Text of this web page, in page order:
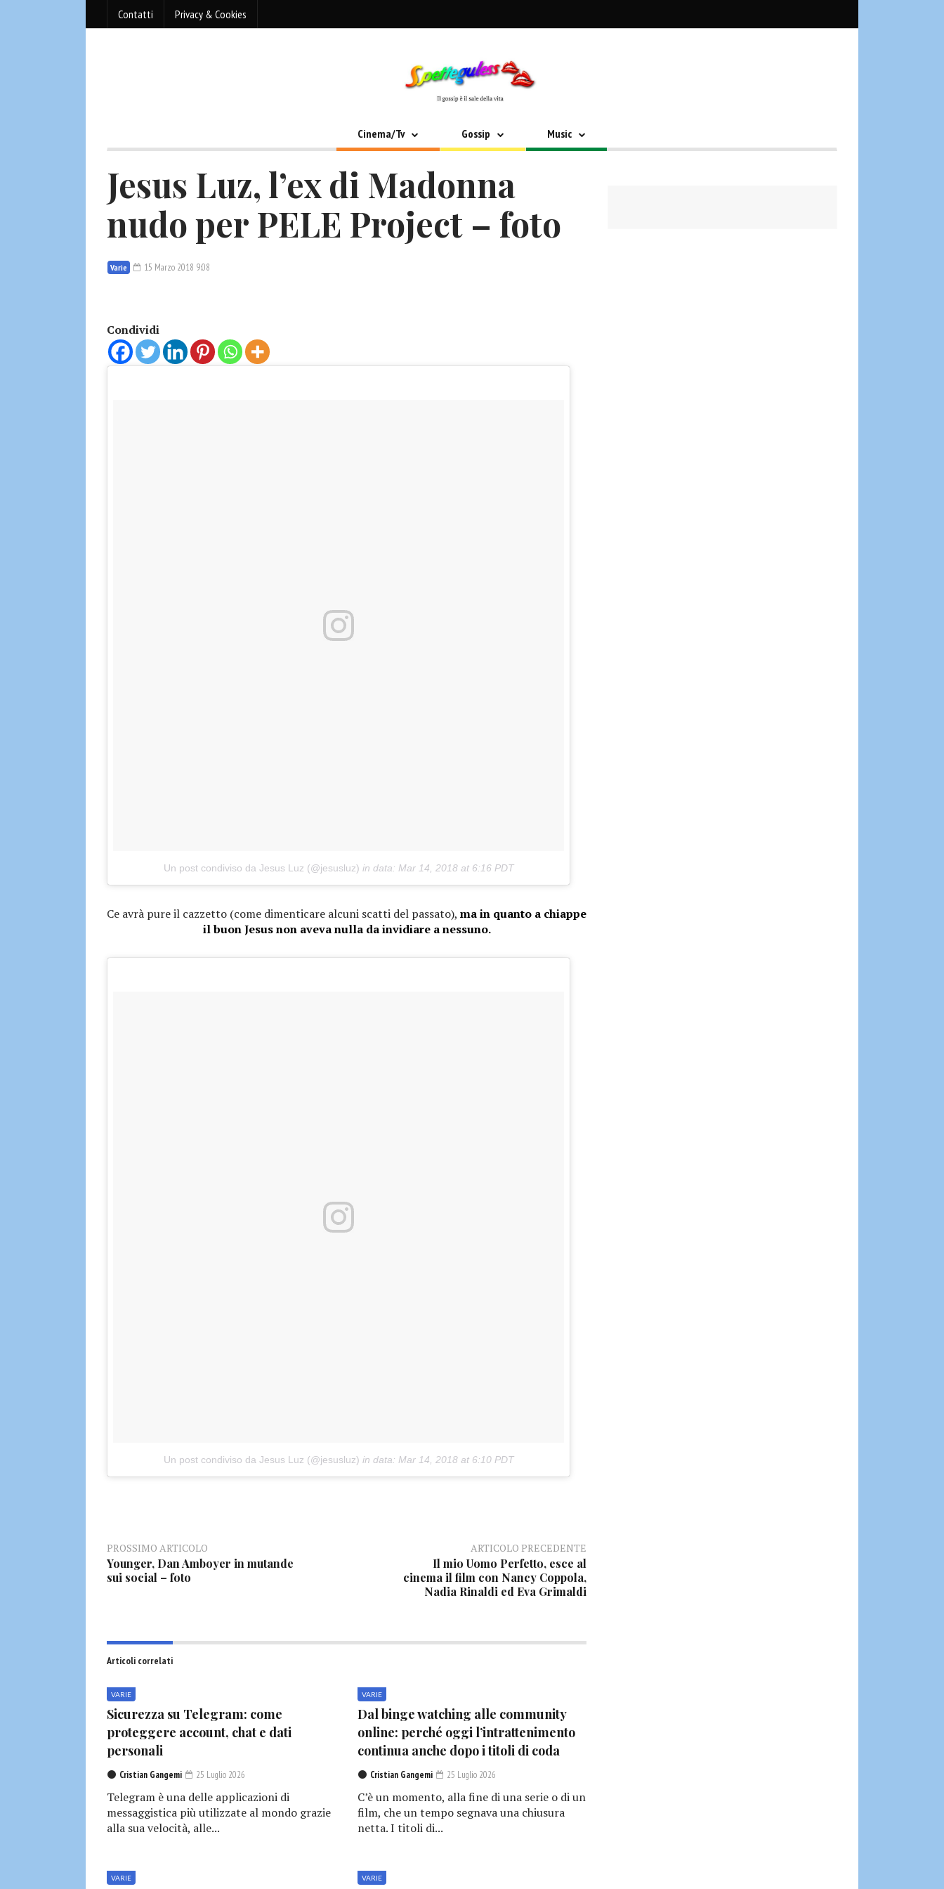
Contatti Privacy & Cookies
Cinema/Tv Gossip Music
Jesus Luz, l’ex di Madonna
nudo per PELE Project – foto
Varie 15 Marzo 2018 9:08
Condividi
Un post condiviso da Jesus Luz (@jesusluz) in data: Mar 14, 2018 at 6:16 PDT
Ce avrà pure il cazzetto (come dimenticare alcuni scatti del passato),ma in quanto a chiappe
il buon Jesus non aveva nulla da invidiare a nessuno.
Un post condiviso da Jesus Luz (@jesusluz) in data: Mar 14, 2018 at 6:10 PDT
PROSSIMO ARTICOLO
Younger, Dan Amboyer in mutande
sui social – foto
ARTICOLO PRECEDENTE
Il mio Uomo Perfetto, esce al
cinema il film con Nancy Coppola,
Nadia Rinaldi ed Eva Grimaldi
Articoli correlati
VARIE
Sicurezza su Telegram: come
proteggere account, chat e dati
personali
Cristian Gangemi 25 Luglio 2026
Telegram è una delle applicazioni di
messaggistica più utilizzate al mondo grazie
alla sua velocità, alle...
VARIE
Dal binge watching alle community
online: perché oggi l’intrattenimento
continua anche dopo i titoli di coda
Cristian Gangemi 25 Luglio 2026
C’è un momento, alla fine di una serie o di un
film, che un tempo segnava una chiusura
netta. I titoli di...
VARIE VARIE